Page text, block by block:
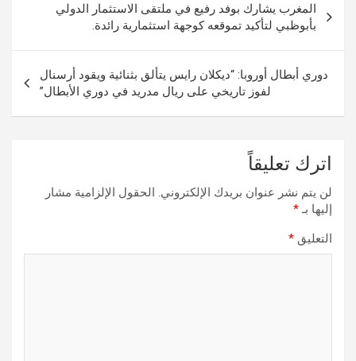
المقالات
المغرب يشارك بوفد رفيع في ملتقى الاستثمار الدولي
بأبوظبي لتأكيد تموقعه كوجهة استثمارية رائدة.
دوري أبطال أوروبا: “ديكلان رايس يتألق بثنائية ويقود أرسنال
لفوز تاريخي على ريال مدريد في دوري الأبطال”
اترك تعليقاً
لن يتم نشر عنوان بريدك الإلكتروني. الحقول الإلزامية مشار
إليها بـ*
التعليق *